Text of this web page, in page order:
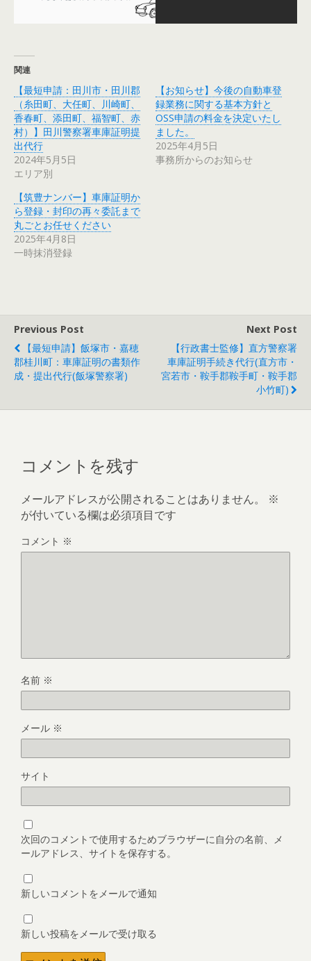
関連
【最短申請：田川市・田川郡
（糸田町、大任町、川崎町、
香春町、添田町、福智町、赤
村）】田川警察署車庫証明提
出代行
2024年5月5日
エリア別
【お知らせ】今後の自動車登
録業務に関する基本方針と
OSS申請の料金を決定いたし
ました。
2025年4月5日
事務所からのお知らせ
【筑豊ナンバー】車庫証明か
ら登録・封印の再々委託まで
丸ごとお任せください
2025年4月8日
一時抹消登録
Previous Post
【最短申請】飯塚市・嘉穂
郡桂川町：車庫証明の書類作
成・提出代行(飯塚警察署)
Next Post
【行政書士監修】直方警察署
車庫証明手続き代行(直方市・
宮若市・鞍手郡鞍手町・鞍手郡
小竹町)
コメントを残す
メールアドレスが公開されることはありません。
※
が付いている欄は必須項目です
コメント ※
名前 ※
メール ※
サイト
次回のコメントで使用するためブラウザーに自分の名前、メ
ールアドレス、サイトを保存する。
新しいコメントをメールで通知
新しい投稿をメールで受け取る